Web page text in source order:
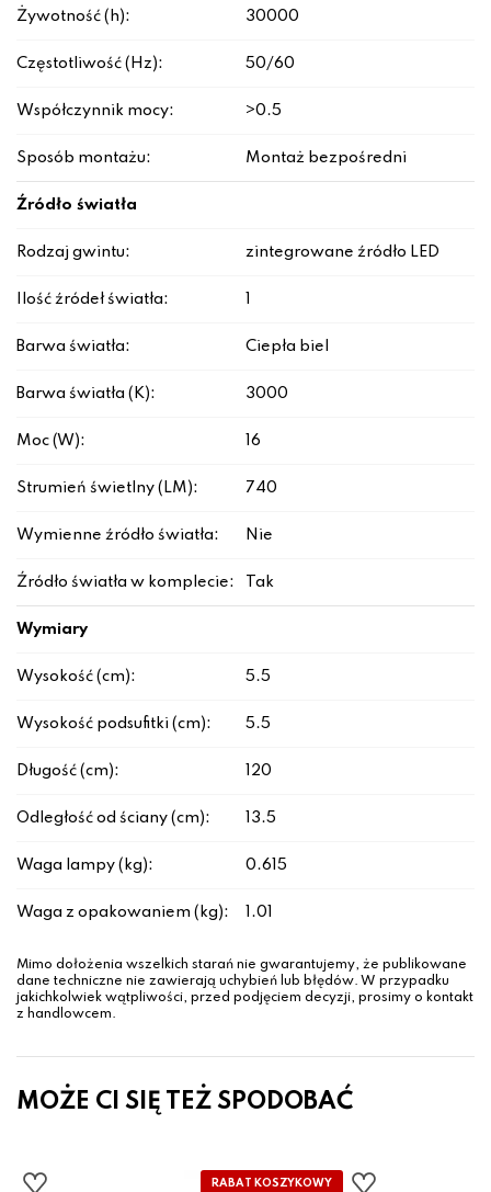
Żywotność (h): 30000
Częstotliwość (Hz): 50/60
Współczynnik mocy: >0.5
Sposób montażu: Montaż bezpośredni
Źródło światła
Rodzaj gwintu: zintegrowane źródło LED
Ilość źródeł światła:
Barwa światła: Ciepła biel
Barwa światła (K): 3000
Moc (W): 16
Strumień świetlny (LM): 740
Wymienne źródło światła: Nie
Źródło światła w komplecie: Tak
Wymiary
Wysokość (cm): 5.5
Wysokość podsufitki (cm): 5.5
Długość (cm): 120
Odległość od ściany (cm): 13.5
Waga lampy (kg): 0.615
Waga z opakowaniem (kg): 1.01
Mimo dołożenia wszelkich starań nie gwarantujemy, że publikowane
dane techniczne nie zawierają uchybień lub błędów. W przypadku
jakichkolwiek wątpliwości, przed podjęciem decyzji, prosimy o kontakt
z handlowcem.
MOŻE CI SIĘ TEŻ SPODOBAĆ